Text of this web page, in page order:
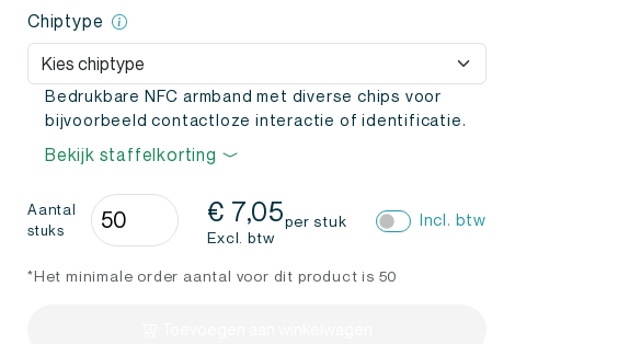
Chiptype
Bedrukbare NFC armband met diverse chips voor
bijvoorbeeld contactloze interactie of identificatie.
Bekijk staffelkorting
Aantal
stuks
NFC
Armband
aantal
€ 7,05
Excl. btw
per stuk Incl. btw
*Het minimale order aantal voor dit product is 50